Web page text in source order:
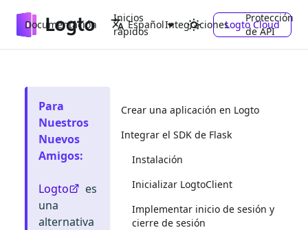
Documentación
Inicios
rápidos
Integraciones
Protección
de API
Español Logto Cloud
Para
Nuestros
Nuevos
Amigos:
Logto
es
una
alternativa
Crear una aplicación en Logto
Integrar el SDK de Flask
Instalación
Inicializar LogtoClient
Implementar inicio de sesión y
cierre de sesión